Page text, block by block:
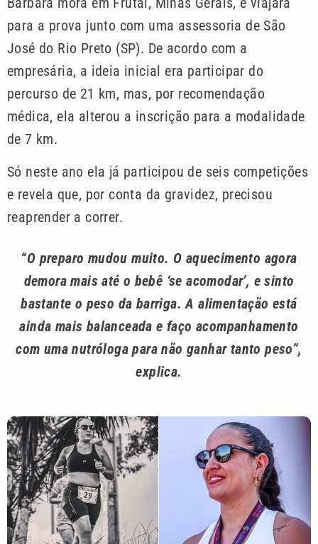
para a prova junto com uma assessoria de São
José do Rio Preto (SP). De acordo com a
empresária, a ideia inicial era participar do
percurso de 21 km, mas, por recomendação
médica, ela alterou a inscrição para a modalidade
de 7 km.
Só neste ano ela já participou de seis competições
e revela que, por conta da gravidez, precisou
reaprender a correr.
“O preparo mudou muito. O aquecimento agora
demora mais até o bebê ‘se acomodar’, e sinto
bastante o peso da barriga. A alimentação está
ainda mais balanceada e faço acompanhamento
com uma nutróloga para não ganhar tanto peso”,
explica.